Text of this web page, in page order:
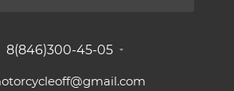
8(846)300-45-05